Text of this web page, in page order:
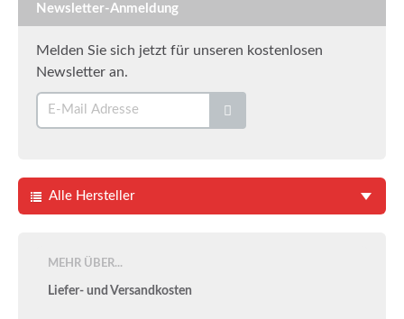
Newsletter-Anmeldung
Melden Sie sich jetzt für unseren kostenlosen
Newsletter an.
Alle Hersteller
MEHR ÜBER...
Liefer- und Versandkosten